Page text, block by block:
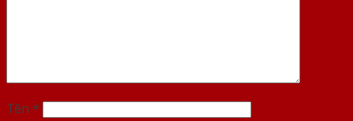
Tên *